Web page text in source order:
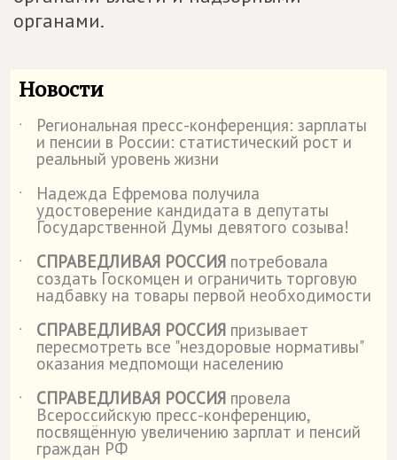
органами.
Новости
˙ Региональная пресс-конференция: зарплаты
и пенсии в России: статистический рост и
реальный уровень жизни
˙
Надежда Ефремова получила
удостоверение кандидата в депутаты
Государственной Думы девятого созыва!
˙
СПРАВЕДЛИВАЯ РОССИЯ потребовала
создать Госкомцен и ограничить торговую
надбавку на товары первой необходимости
˙
СПРАВЕДЛИВАЯ РОССИЯ призывает
пересмотреть все "нездоровые нормативы"
оказания медпомощи населению
˙
СПРАВЕДЛИВАЯ РОССИЯ провела
Всероссийскую пресс-конференцию,
посвящённую увеличению зарплат и пенсий
граждан РФ